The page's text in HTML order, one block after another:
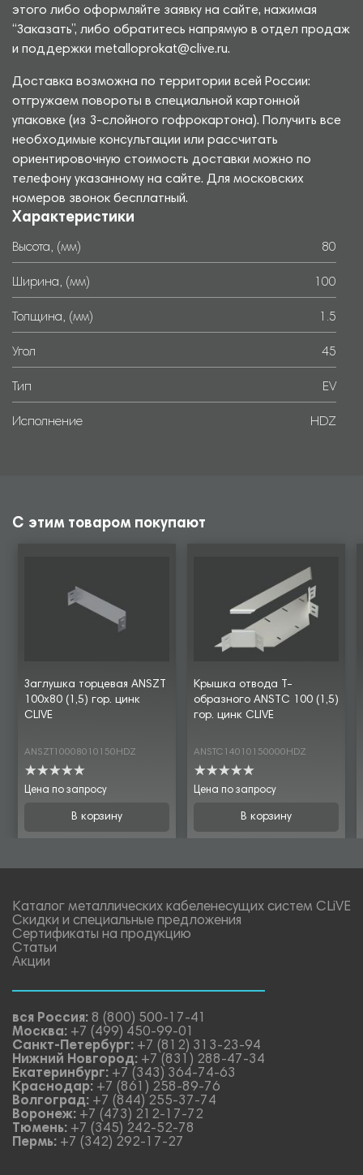
этого либо оформляйте заявку на сайте, нажимая
“Заказать”, либо обратитесь напрямую в отдел продаж
и поддержки metalloprokat@clive.ru.
Доставка возможна по территории всей России:
отгружаем повороты в специальной картонной
упаковке (из 3-слойного гофрокартона). Получить все
необходимые консультации или рассчитать
ориентировочную стоимость доставки можно по
телефону указанному на сайте. Для московских
номеров звонок бесплатный.
Характеристики
Высота, (мм) 80
Ширина, (мм) 100
Толщина, (мм) 1.5
Угол 45
Тип EV
Исполнение HDZ
С этим товаром покупают
Заглушка торцевая ANSZT
100х80 (1,5) гор. цинк
CLIVE
ANSZT10008010150HDZ
Цена по запросу
В корзину
Крышка отвода Т-
образного ANSTC 100 (1,5)
гор. цинк CLIVE
ANSTC14010150000HDZ
Цена по запросу
В корзину
Каталог металлических кабеленесущих систем CLiVE
Скидки и специальные предложения
Сертификаты на продукцию
Статьи
Акции
вся Россия: 8 (800) 500-17-41
Москва: +7 (499) 450-99-01
Санкт-Петербург: +7 (812) 313-23-94
Нижний Новгород: +7 (831) 288-47-34
Екатеринбург: +7 (343) 364-74-63
Краснодар: +7 (861) 258-89-76
Волгоград: +7 (844) 255-37-74
Воронеж: +7 (473) 212-17-72
Тюмень: +7 (345) 242-52-78
Пермь: +7 (342) 292-17-27